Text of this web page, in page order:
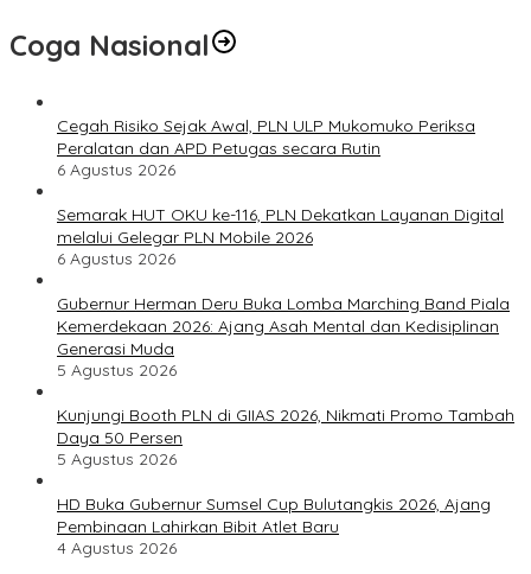
Coga Nasional
Cegah Risiko Sejak Awal, PLN ULP Mukomuko Periksa
Peralatan dan APD Petugas secara Rutin
6 Agustus 2026
Semarak HUT OKU ke-116, PLN Dekatkan Layanan Digital
melalui Gelegar PLN Mobile 2026
6 Agustus 2026
Gubernur Herman Deru Buka Lomba Marching Band Piala
Kemerdekaan 2026: Ajang Asah Mental dan Kedisiplinan
Generasi Muda
5 Agustus 2026
Kunjungi Booth PLN di GIIAS 2026, Nikmati Promo Tambah
Daya 50 Persen
5 Agustus 2026
HD Buka Gubernur Sumsel Cup Bulutangkis 2026, Ajang
Pembinaan Lahirkan Bibit Atlet Baru
4 Agustus 2026